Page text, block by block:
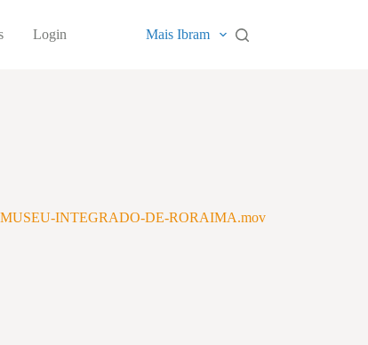
Login Mais Ibram
MUSEU-INTEGRADO-DE-RORAIMA.mov